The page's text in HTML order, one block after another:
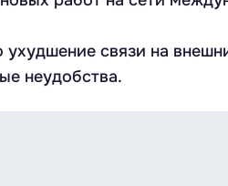
связи на
неудобства.